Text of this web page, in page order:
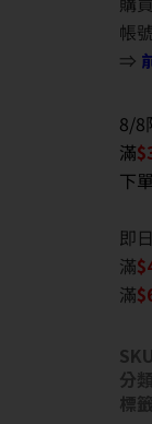
帳
⇒
8/8
滿
下
即
滿
滿
SKU
分類
標